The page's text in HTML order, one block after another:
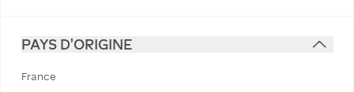
PAYS D'ORIGINE
France